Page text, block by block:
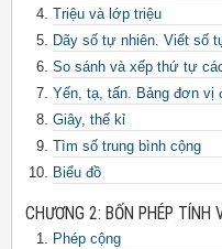
Triệu và lớp triệu
Dãy số tự nhiên. Viết số
So sánh và xếp thứ tự
Yến, tạ, tấn. Bảng đơn vị
Giây, thế kỉ
Tìm số trung bình cộng
Biểu đồ
CHƯƠNG 2: BỐN PHÉP TÍNH
Phép cộng